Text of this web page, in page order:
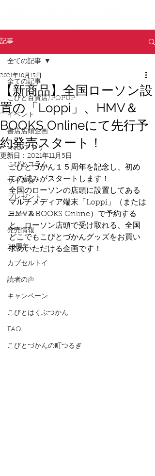
記事
全ての記事
こびと百貨店/POPUP
イベント
書店店頭企画
web/アプリ
こびとコラム
サイン会
プレゼント
ニュース
発売情報
20周年
カプセルトイ
読者の声
キャンペーン
こびとはくぶつかん
FAQ
こびとづかんの町つるぎ
全ての記事
【新商品】全国ローソン設
置の「Loppi」、HMV＆
BOOKS Onlineにて先行予
約発売スタート！
2021年10月15日
更新日： 2021年11月5日
こびとづかん１５周年を記念し、初め
ての試みがスタートします！
全国のローソンの店頭に設置してある
マルチメディア端末「Loppi」（または
HMV＆BOOKS Online）で予約する
と、ローソン店頭で受け取れる、全国
どこでもこびとづかんグッズをお買い
求めいただける企画です！